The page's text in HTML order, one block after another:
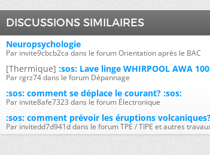
DISCUSSIONS SIMILAIRES
Neuropsychologie
Par invite9cbcb2ca dans le forum Orientation après le BAC
[Thermique] :sos: Lave linge WHIRPOOL AWA
Par rgrz74 dans le forum Dépannage
:sos: comment se déplace le courant? :sos:
Par invite8afe7323 dans le forum Électronique
:sos: comment prévoir les éruptions
Par invitedd7d941d dans le forum TPE / TIPE et autres